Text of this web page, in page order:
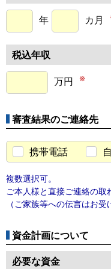
年 カ月
税込年収
万円 ※
審査結果のご連絡先
携帯電話
複数選択可。
ご本人様と直接ご連絡の取
（ご家族等への伝言はお受
資金計画について
必要な資金